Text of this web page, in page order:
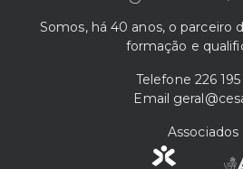
Somos, há 40 anos, o parceiro
formação e
Telefone 226
Email
Associados